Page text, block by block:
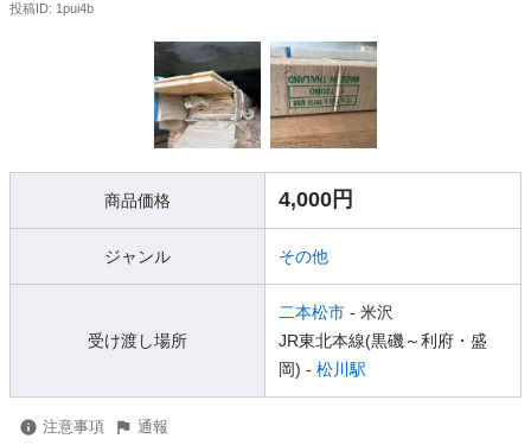
投稿ID: 1pui4b
商品価格 4,000円
ジャンル その他
受け渡し場所
二本松市 - 米沢
JR東北本線(黒磯～利府・盛
岡) - 松川駅
注意事項 通報